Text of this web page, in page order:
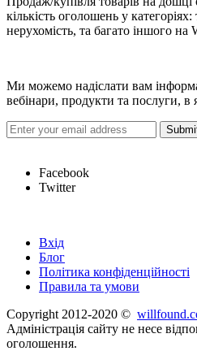
кількість оголошень у
нерухомість, та багато іншого на
Ми можемо надіслати вам
вебінари, продукти та послуги, в
Facebook
Twitter
Вхід
Блог
Політика конфіденційності
Правила та умови
Copyright 2012-2020 ©
Адміністрація сайту не несе
оголошення.